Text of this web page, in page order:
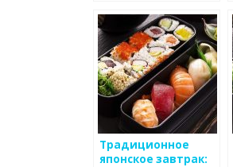
Японии
Традиционное
японское завтрак: